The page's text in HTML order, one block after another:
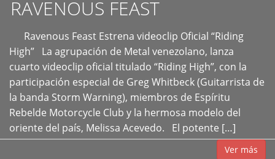
RAVENOUS FEAST
Ravenous Feast Estrena videoclip Oficial “Riding
High” La agrupación de Metal venezolano, lanza
cuarto videoclip oficial titulado “Riding High”, con la
participación especial de Greg Whitbeck (Guitarrista de
la banda Storm Warning), miembros de Espíritu
Rebelde Motorcycle Club y la hermosa modelo del
oriente del país, Melissa Acevedo. El potente […]
Ver más